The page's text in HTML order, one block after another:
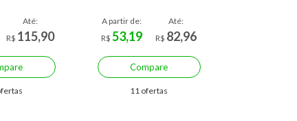
Até:
R$ 115,90
A partir de:
R$ 53,19
Até:
R$ 82,96
Compare
11 ofertas